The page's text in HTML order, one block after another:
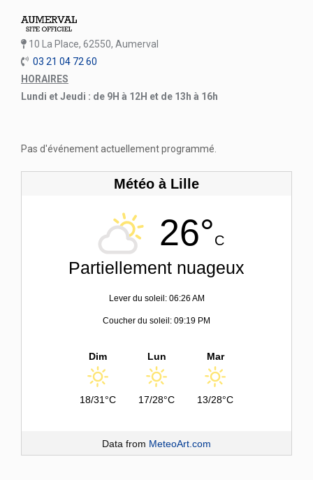
10 La Place, 62550, Aumerval
03 21 04 72 60
HORAIRES
Lundi et Jeudi : de 9H à 12H et de 13h à 16h
Pas d'événement actuellement programmé.
Météo à Lille
26°C
Partiellement nuageux
Lever du soleil: 06:26 AM
Coucher du soleil: 09:19 PM
Dim
18/31°C
Lun
17/28°C
Mar
13/28°C
Data from MeteoArt.com